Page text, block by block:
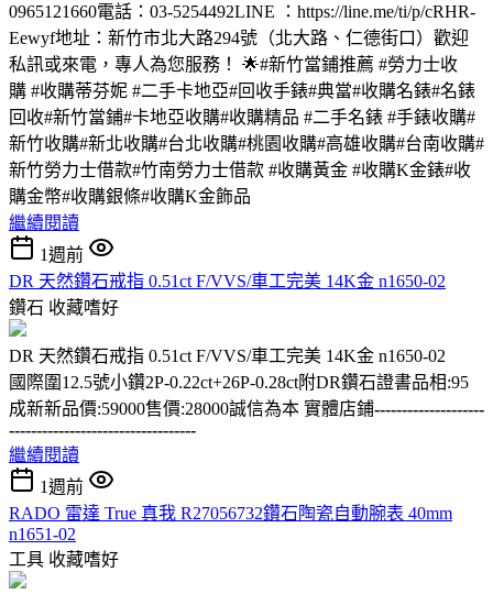
0965121660電話：03-5254492LINE ：https://line.me/ti/p/cRHR-
Eewyf地址：新竹市北大路294號（北大路、仁德街口）歡迎
私訊或來電，專人為您服務！ 🌟#新竹當鋪推薦 #勞力士收
購 #收購蒂芬妮 #二手卡地亞#回收手錶#典當#收購名錶#名錶
回收#新竹當鋪#卡地亞收購#收購精品 #二手名錶 #手錶收購#
新竹收購#新北收購#台北收購#桃園收購#高雄收購#台南收購#
新竹勞力士借款#竹南勞力士借款 #收購黃金 #收購K金錶#收
購金幣#收購銀條#收購K金飾品
繼續閱讀
1週前
DR 天然鑽石戒指 0.51ct F/VVS/車工完美 14K金 n1650-02
鑽石 收藏嗜好
DR 天然鑽石戒指 0.51ct F/VVS/車工完美 14K金 n1650-02
國際圍12.5號小鑽2P-0.22ct+26P-0.28ct附DR鑽石證書品相:95
成新新品價:59000售價:28000誠信為本 實體店鋪--------------------
----------------------------------
繼續閱讀
1週前
RADO 雷達 True 真我 R27056732鑽石陶瓷自動腕表 40mm
n1651-02
工具 收藏嗜好